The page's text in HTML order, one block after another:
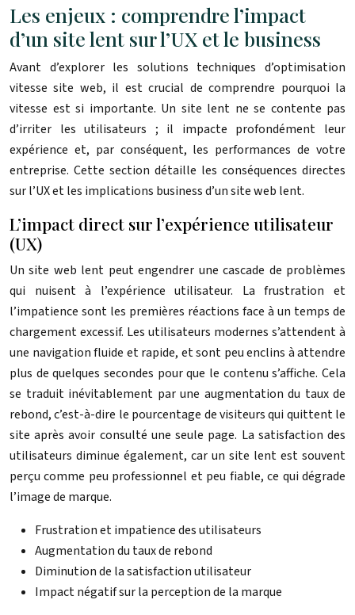
Les enjeux : comprendre l’impact
d’un site lent sur l’UX et le business
Avant d’explorer les solutions techniques d’optimisation
vitesse site web, il est crucial de comprendre pourquoi la
vitesse est si importante. Un site lent ne se contente pas
d’irriter les utilisateurs ; il impacte profondément leur
expérience et, par conséquent, les performances de votre
entreprise. Cette section détaille les conséquences directes
sur l’UX et les implications business d’un site web lent.
L’impact direct sur l’expérience utilisateur
(UX)
Un site web lent peut engendrer une cascade de problèmes
qui nuisent à l’expérience utilisateur. La frustration et
l’impatience sont les premières réactions face à un temps de
chargement excessif. Les utilisateurs modernes s’attendent à
une navigation fluide et rapide, et sont peu enclins à attendre
plus de quelques secondes pour que le contenu s’affiche. Cela
se traduit inévitablement par une augmentation du taux de
rebond, c’est-à-dire le pourcentage de visiteurs qui quittent le
site après avoir consulté une seule page. La satisfaction des
utilisateurs diminue également, car un site lent est souvent
perçu comme peu professionnel et peu fiable, ce qui dégrade
l’image de marque.
Frustration et impatience des utilisateurs
Augmentation du taux de rebond
Diminution de la satisfaction utilisateur
Impact négatif sur la perception de la marque